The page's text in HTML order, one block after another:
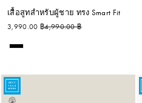
เสื้อสูทสำหรับผู้ชาย ทรง Smart Fit
3,990.00 ฿ราคาปกติ
4,990.00 ฿